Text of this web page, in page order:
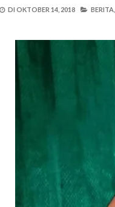
DI OKTOBER 14, 2018 BERITA,